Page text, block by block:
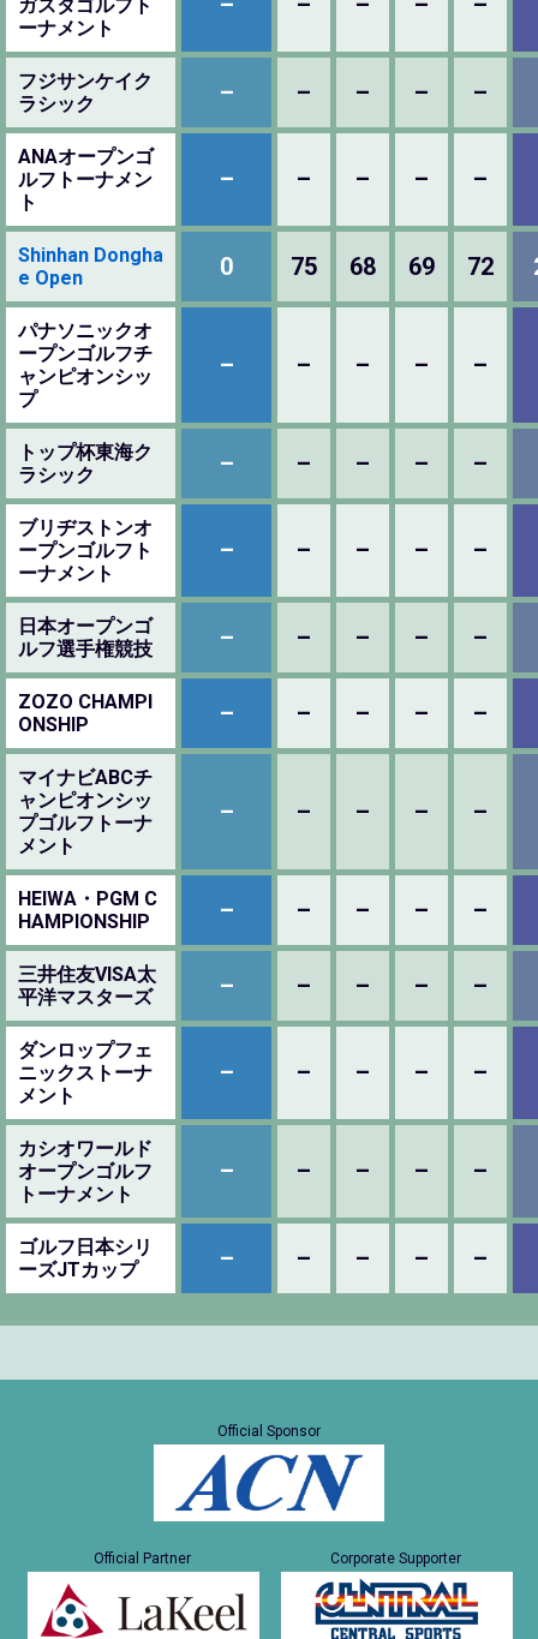
ガスタゴルフト
ーナメント
フジサンケイク
ラシック
– – – – –
ANAオープンゴ
ルフトーナメン
ト
– – – – –
Shinhan Dongha
e Open
0 75 68 69 72
パナソニックオ
ープンゴルフチ
ャンピオンシッ
プ
– – – – –
トップ杯東海ク
ラシック
– – – – –
ブリヂストンオ
ープンゴルフト
ーナメント
– – – – –
日本オープンゴ
ルフ選手権競技
– – – – –
ZOZO CHAMPI
ONSHIP
– – – – –
マイナビABCチ
ャンピオンシッ
プゴルフトーナ
メント
– – – – –
HEIWA・PGM C
HAMPIONSHIP
– – – – –
三井住友VISA太
平洋マスターズ
– – – – –
ダンロップフェ
ニックストーナ
メント
– – – – –
カシオワールド
オープンゴルフ
トーナメント
– – – – –
ゴルフ日本シリ
ーズJTカップ
– – – – –
Official Sponsor
Official Partner Corporate Supporter